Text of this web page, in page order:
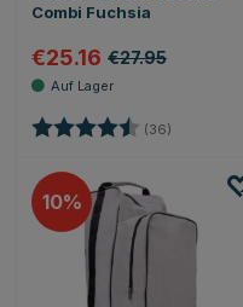
Combi Fuchsia
€25.16 €27.95
Bewertung: (36) 4.4 von
10